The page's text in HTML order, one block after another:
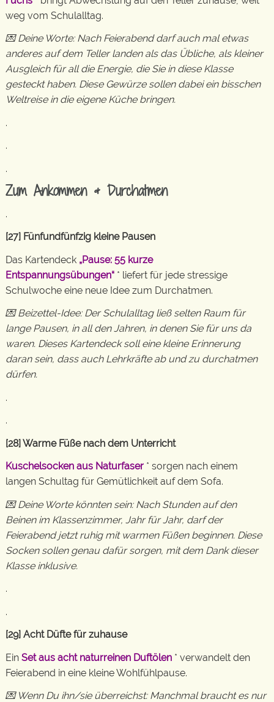
weg vom Schulalltag.
💌 Deine Worte: Nach Feierabend darf auch mal etwas
anderes auf dem Teller landen als das Übliche, als kleiner
Ausgleich für all die Energie, die Sie in diese Klasse
gesteckt haben. Diese Gewürze sollen dabei ein bisschen
Weltreise in die eigene Küche bringen.
.
.
.
Zum Ankommen & Durchatmen
.
[27] Fünfundfünfzig kleine Pausen
Das Kartendeck „Pause: 55 kurze
Entspannungsübungen“ * liefert für jede stressige
Schulwoche eine neue Idee zum Durchatmen.
💌 Beizettel-Idee: Der Schulalltag ließ selten Raum für
lange Pausen, in all den Jahren, in denen Sie für uns da
waren. Dieses Kartendeck soll eine kleine Erinnerung
daran sein, dass auch Lehrkräfte ab und zu durchatmen
dürfen.
.
.
[28] Warme Füße nach dem Unterricht
Kuschelsocken aus Naturfaser * sorgen nach einem
langen Schultag für Gemütlichkeit auf dem Sofa.
💌 Deine Worte könnten sein: Nach Stunden auf den
Beinen im Klassenzimmer, Jahr für Jahr, darf der
Feierabend jetzt ruhig mit warmen Füßen beginnen. Diese
Socken sollen genau dafür sorgen, mit dem Dank dieser
Klasse inklusive.
.
.
[29] Acht Düfte für zuhause
Ein Set aus acht naturreinen Duftölen * verwandelt den
Feierabend in eine kleine Wohlfühlpause.
💌 Wenn Du ihn/sie überreichst: Manchmal braucht es nur